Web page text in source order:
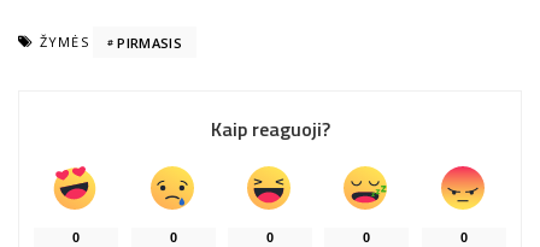
ŽYMĖS PIRMASIS
Kaip reaguoji?
0 0 0 0 0